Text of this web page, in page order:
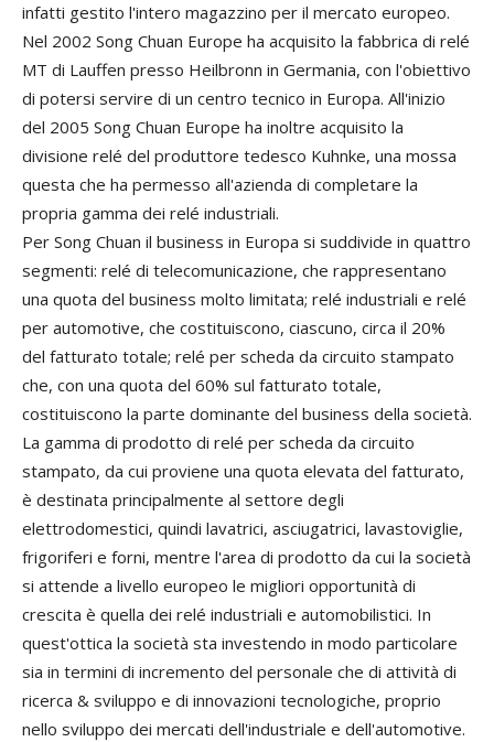
infatti gestito l'intero magazzino per il mercato europeo.
Nel 2002 Song Chuan Europe ha acquisito la fabbrica di relé
MT di Lauffen presso Heilbronn in Germania, con l'obiettivo
di potersi servire di un centro tecnico in Europa. All'inizio
del 2005 Song Chuan Europe ha inoltre acquisito la
divisione relé del produttore tedesco Kuhnke, una mossa
questa che ha permesso all'azienda di completare la
propria gamma dei relé industriali.
Per Song Chuan il business in Europa si suddivide in quattro
segmenti: relé di telecomunicazione, che rappresentano
una quota del business molto limitata; relé industriali e relé
per automotive, che costituiscono, ciascuno, circa il 20%
del fatturato totale; relé per scheda da circuito stampato
che, con una quota del 60% sul fatturato totale,
costituiscono la parte dominante del business della società.
La gamma di prodotto di relé per scheda da circuito
stampato, da cui proviene una quota elevata del fatturato,
è destinata principalmente al settore degli
elettrodomestici, quindi lavatrici, asciugatrici, lavastoviglie,
frigoriferi e forni, mentre l'area di prodotto da cui la società
si attende a livello europeo le migliori opportunità di
crescita è quella dei relé industriali e automobilistici. In
quest'ottica la società sta investendo in modo particolare
sia in termini di incremento del personale che di attività di
ricerca & sviluppo e di innovazioni tecnologiche, proprio
nello sviluppo dei mercati dell'industriale e dell'automotive.